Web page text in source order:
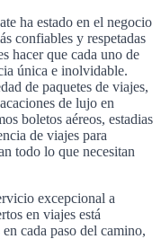
ha estado en el negocio
confiables y respetadas
hacer que cada uno de
única e inolvidable.
de paquetes de viajes,
de lujo en
boletos aéreos, estadias
de viajes para
todo lo que necesitan
excepcional a
en viajes está
cada paso del camino,